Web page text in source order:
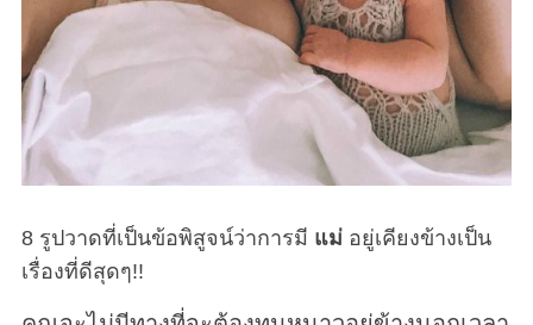
8 รูปวาดที่เป็นข้อพิสูจน์ว่าการมี แม่อยู่เคียงข้างเป็น
เรื่องที่ดีสุดๆ!!